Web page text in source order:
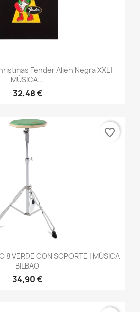
Fender Alien Negra XXL |
MÚSICA...
32,48 €
8 VERDE CON SOPORTE | MÚSICA
BILBAO
34,90 €
favorite_border